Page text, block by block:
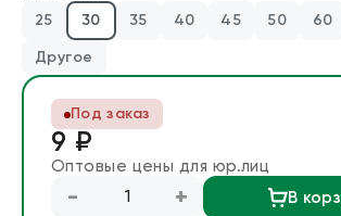
Контакты
Запросить расчет
25
30 35 40 45 50 60
Другое
Под заказ
9 ₽
Оптовые цены для юр.лиц
- + В